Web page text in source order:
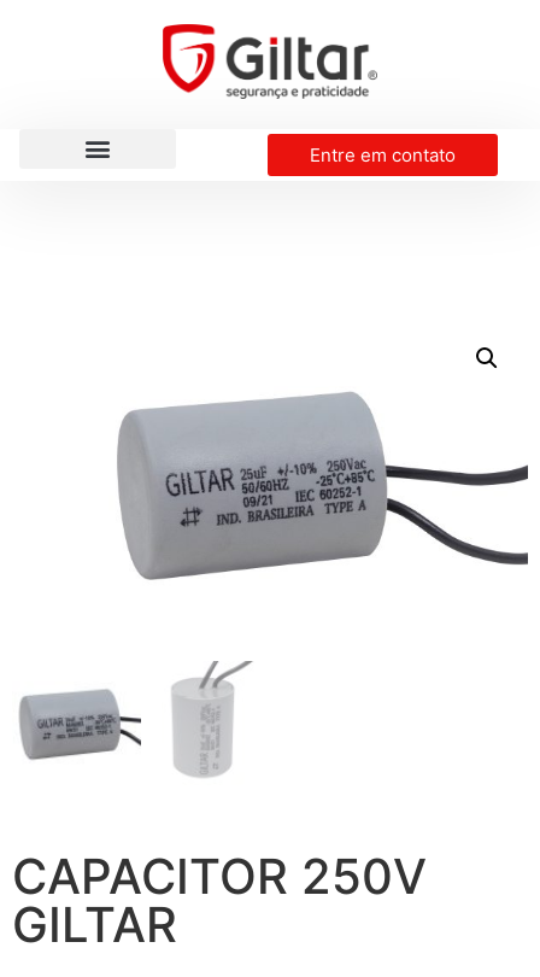
Entre em contato
CAPACITOR 250V
GILTAR